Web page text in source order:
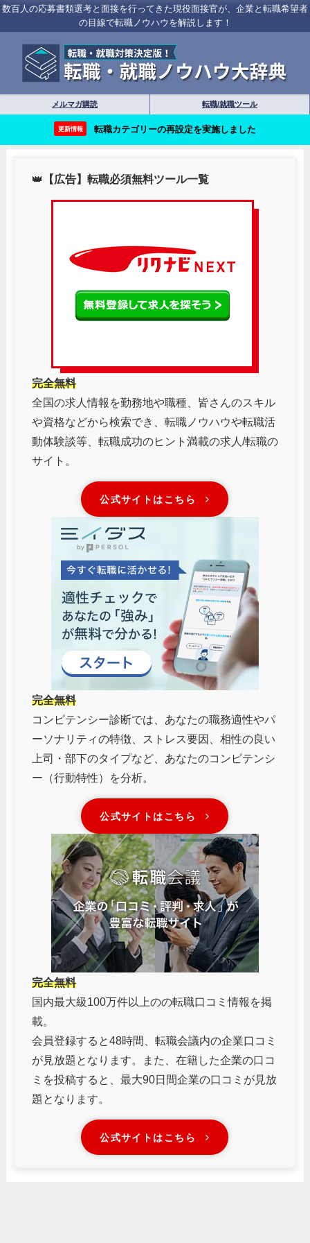
数百人の応募書類選考と面接を行ってきた現役面接官が、企業と転職希望者
の目線で転職ノウハウを解説します！
メルマガ購読 転職/就職ツール
更新情報 転職カテゴリーの再設定を実施しました
👑 【広告】転職必須無料ツール一覧
完全無料
全国の求人情報を勤務地や職種、皆さんのスキル
や資格などから検索でき、転職ノウハウや転職活
動体験談等、転職成功のヒント満載の求人/転職の
サイト 。
公式サイトはこちら
完全無料
コンピテンシー診断では、あなたの職務適性やパ
ーソナリティの特徴、ストレス要因、相性の良い
上司・部下のタイプなど、あなたのコンピテンシ
ー（行動特性）を分析。
公式サイトはこちら
完全無料
国内最大級100万件以上のの転職口コミ情報を掲
載。
会員登録すると48時間、転職会議内の企業口コミ
が見放題となります。また、在籍した企業の口コ
ミを投稿すると、最大90日間企業の口コミが見放
題となります。
公式サイトはこちら